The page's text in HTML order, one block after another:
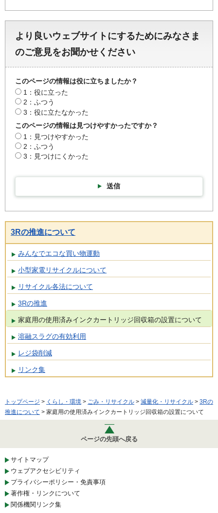
より良いウェブサイトにするためにみなさま
のご意見をお聞かせください
このページの情報は役に立ちましたか？
1：役に立った
2：ふつう
3：役に立たなかった
このページの情報は見つけやすかったですか？
1：見つけやすかった
2：ふつう
3：見つけにくかった
送信
3Rの推進について
みんなでエコな買い物運動
小型家電リサイクルについて
リサイクル各法について
3Rの推進
家庭用の使用済みインクカートリッジ回収箱の設置について
溶融スラグの有効利用
レジ袋削減
リンク集
トップページ > くらし・環境 > ごみ・リサイクル > 減量化・リサイクル > 3Rの
推進について > 家庭用の使用済みインクカートリッジ回収箱の設置について
ページの先頭へ戻る
サイトマップ
ウェブアクセシビリティ
プライバシーポリシー・免責事項
著作権・リンクについて
関係機関リンク集